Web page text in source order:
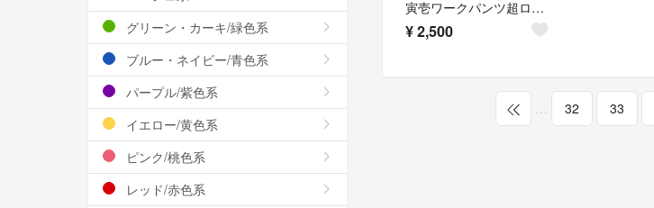
寅壱ワークパンツ超ロング八分(新品)
¥2,500
… 32 33
グリーン・カーキ/緑色系
ブルー・ネイビー/青色系
パープル/紫色系
イエロー/黄色系
ピンク/桃色系
レッド/赤色系